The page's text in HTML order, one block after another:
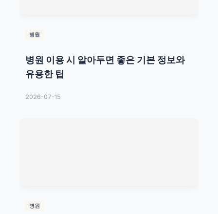
병원
병원 이용 시 알아두면 좋은 기본 정보와
유용한 팁
2026-07-15
병원